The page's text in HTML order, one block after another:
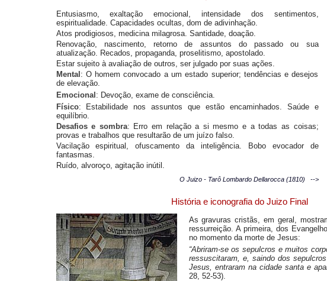
Entusiasmo, exaltação emocional, intensidade dos sentimentos,
espiritualidade. Capacidades ocultas, dom de adivinhação.
Atos prodigiosos, medicina milagrosa. Santidade, doação.
Renovação, nascimento, retorno de assuntos do passado ou sua
atualização. Recados, propaganda, proselitismo, apostolado.
Estar sujeito à avaliação de outros, ser julgado por suas ações.
Mental : O homem convocado a um estado superior; tendências e desejos
de elevação.
Emocional : Devoção, exame de consciência.
Físico: Estabilidade nos assuntos que estão encaminhados. Saúde e
equilíbrio.
Desafios e sombra: Erro em relação a si mesmo e a todas as coisas;
provas e trabalhos que resultarão de um juízo falso.
Vacilação espiritual, ofuscamento da inteligência. Bobo evocador de
fantasmas.
Ruído, alvoroço, agitação inútil.
O Juizo - Tarô Lombardo Dellarocca (1810) -->
História e iconografia do Juizo Final
As gravuras cristãs, em geral,
ressurreição. A primeira, dos
no momento da morte de Jesus:
“Abriram-se os sepulcros e muitos
ressuscitaram, e, saindo dos
Jesus, entraram na cidade santa e
28, 52-53).